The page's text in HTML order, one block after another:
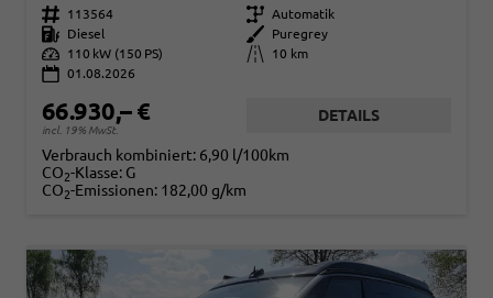
Fahrzeugnr. 113564 Getriebe Automatik
Kraftstoff
Diesel Außenfarbe
Puregrey
Leistung
110 kW (150 PS) Kilometerstand
10 km
01.08.2026
66.930,– €
incl. 19% MwSt.
DETAILS
Verbrauch kombiniert: 6,90 l/100km
CO2-Klasse: G
CO2-Emissionen: 182,00 g/km